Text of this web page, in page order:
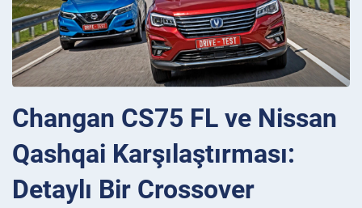
Changan CS75 FL ve Nissan
Qashqai Karşılaştırması:
Detaylı Bir Crossover